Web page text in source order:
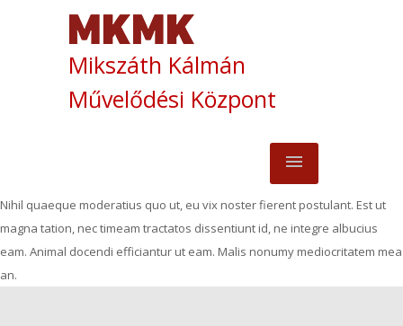
Mikszáth Kálmán
Művelődési Központ
Nihil quaeque moderatius quo ut, eu vix noster fierent postulant. Est ut
magna tation, nec timeam tractatos dissentiunt id, ne integre albucius
eam. Animal docendi efficiantur ut eam. Malis nonumy mediocritatem mea
an.